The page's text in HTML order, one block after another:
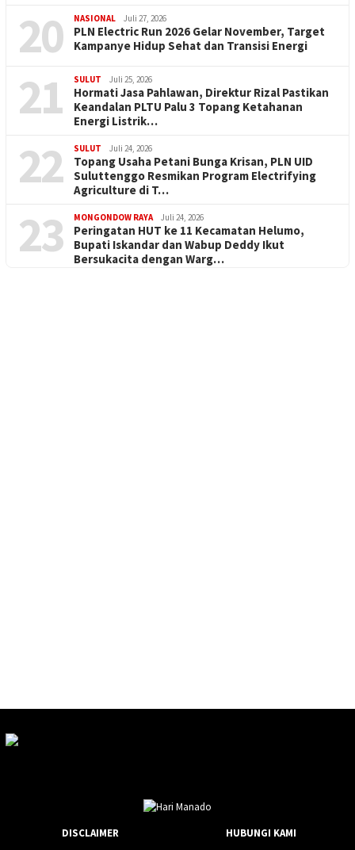
20 NASIONAL Juli 27, 2026
PLN Electric Run 2026 Gelar November, Target
Kampanye Hidup Sehat dan Transisi Energi
21 SULUT Juli 25, 2026
Hormati Jasa Pahlawan, Direktur Rizal Pastikan
Keandalan PLTU Palu 3 Topang Ketahanan
Energi Listrik…
22 SULUT Juli 24, 2026
Topang Usaha Petani Bunga Krisan, PLN UID
Suluttenggo Resmikan Program Electrifying
Agriculture di T…
23 MONGONDOW RAYA Juli 24, 2026
Peringatan HUT ke 11 Kecamatan Helumo,
Bupati Iskandar dan Wabup Deddy Ikut
Bersukacita dengan Warg…
DISCLAIMER
HUBUNGI KAMI